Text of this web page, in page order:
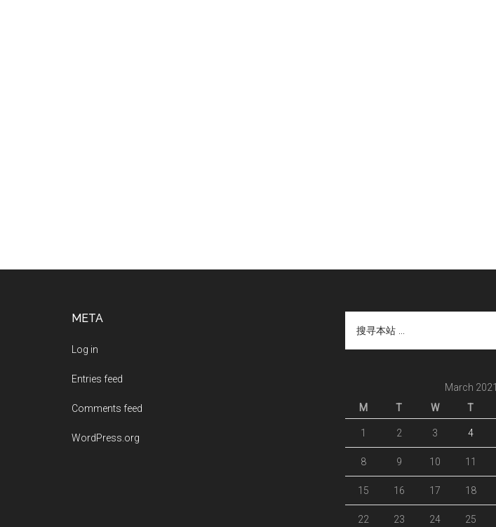
META
Log in
Entries feed
Comments feed
WordPress.org
本
March 2021
M
T W T
1 2 3 4
8 9 10 11
15 16 17 18
22 23 24 25